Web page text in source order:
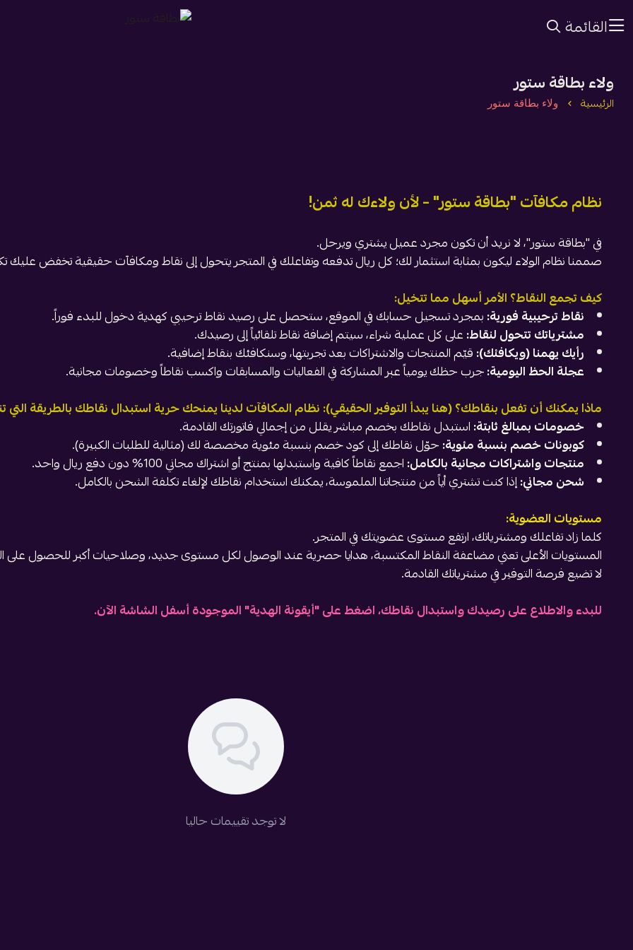
القائمة
ولاء بطاقة ستور
الرئيسية ولاء بطاقة ستور
نظام مكافآت "بطاقة ستور" – لأن ولاءك له ثمن!
في "بطاقة ستور"، لا نريد أن تكون مجرد عميل يشتري ويرحل.
صممنا نظام الولاء ليكون بمثابة استثمار لك؛ كل ريال تدفعه وتفاعلك في المتجر يتحول إلى نقاط ومكافآت حقيقية تخفض عليك
كيف تجمع النقاط؟ الأمر أسهل مما تتخيل:
نقاط ترحيبية فورية:بمجرد تسجيل حسابك في الموقع، ستحصل على رصيد نقاط ترحيبي كهدية دخول للبدء فوراً.
مشترياتك تتحول لنقاط:على كل عملية شراء، سيتم إضافة نقاط تلقائياً إلى رصيدك.
رأيك يهمنا (ويكافئك):قيّم المنتجات والاشتراكات بعد تجربتها، وسنكافئك بنقاط إضافية.
عجلة الحظ اليومية:جرب حظك يومياً عبر المشاركة في الفعاليات والمسابقات واكسب نقاطاً وخصومات مجانية.
ماذا يمكنك أن تفعل بنقاطك؟ (هنا يبدأ التوفير الحقيقي): نظام المكافآت لدينا يمنحك حرية استبدال نقاطك بالطريقة التي
خصومات بمبالغ ثابتة:استبدل نقاطك بخصم مباشر يقلل من إجمالي فاتورتك القادمة.
كوبونات خصم بنسبة مئوية:حوّل نقاطك إلى كود خصم بنسبة مئوية مخصصة لك (مثالية للطلبات الكبيرة).
منتجات واشتراكات مجانية بالكامل:اجمع نقاطاً كافية واستبدلها بمنتج أو اشتراك مجاني 100% دون دفع ريال واحد.
شحن مجاني:إذا كنت تشتري أياً من منتجاتنا الملموسة، يمكنك استخدام نقاطك لإلغاء تكلفة الشحن بالكامل.
مستويات العضوية:
كلما زاد تفاعلك ومشترياتك، ارتفع مستوى عضويتك في المتجر.
المستويات الأعلى تعني مضاعفة النقاط المكتسبة، هدايا حصرية عند الوصول لكل مستوى جديد، وصلاحيات أكبر للحصول
لا تضيع فرصة التوفير في مشترياتك القادمة.
للبدء والاطلاع على رصيدك واستبدال نقاطك، اضغط على "أيقونة الهدية" الموجودة أسفل الشاشة الآن.
لا توجد تقييمات حاليا